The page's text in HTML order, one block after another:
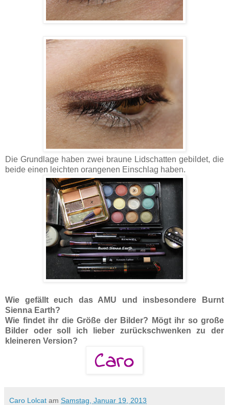
Die Grundlage haben zwei braune Lidschatten gebildet, die
beide einen leichten orangenen Einschlag haben.
Wie gefällt euch das AMU und insbesondere Burnt
Sienna Earth?
Wie findet ihr die Größe der Bilder? Mögt ihr so große
Bilder oder soll ich lieber zurückschwenken zu der
kleineren Version?
Caro Lolcat am Samstag, Januar 19, 2013